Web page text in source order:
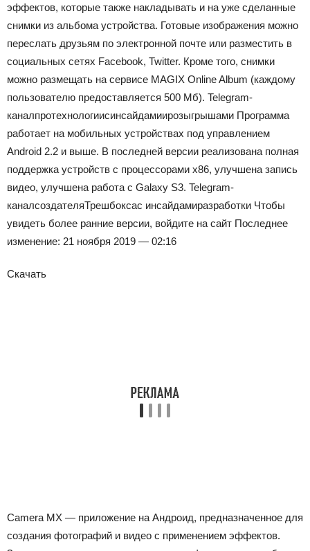
эффектов, которые также накладывать и на уже сделанные
снимки из альбома устройства. Готовые изображения можно
переслать друзьям по электронной почте или разместить в
социальных сетях Facebook, Twitter. Кроме того, снимки
можно размещать на сервисе MAGIX Online Album (каждому
пользователю предоставляется 500 Мб). Telegram-
каналпротехнологиисинсайдамиирозыгрышами Программа
работает на мобильных устройствах под управлением
Android 2.2 и выше. В последней версии реализована полная
поддержка устройств с процессорами x86, улучшена запись
видео, улучшена работа с Galaxy S3. Telegram-
каналсоздателяТрешбоксас инсайдамиразработки Чтобы
увидеть более ранние версии, войдите на сайт Последнее
изменение: 21 ноября 2019 — 02:16
Скачать
Camera MX — приложение на Андроид, предназначенное для
создания фотографий и видео с применением эффектов.